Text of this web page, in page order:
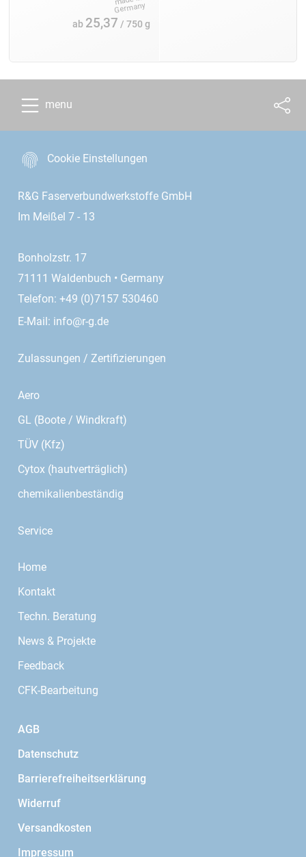
ab 25,37 / 750 g
menu
Cookie Einstellungen
R&G Faserverbundwerkstoffe GmbH
Im Meißel 7 - 13
Bonholzstr. 17
71111 Waldenbuch • Germany
Telefon: +49 (0)7157 530460
E-Mail: info@r-g.de
Zulassungen / Zertifizierungen
Aero
GL (Boote / Windkraft)
TÜV (Kfz)
Cytox (hautverträglich)
chemikalienbeständig
Service
Home
Kontakt
Techn. Beratung
News & Projekte
Feedback
CFK-Bearbeitung
AGB
Datenschutz
Barrierefreiheitserklärung
Widerruf
Versandkosten
Impressum